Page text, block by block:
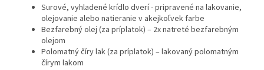
Surové, vyhladené krídlo dverí - pripravené na lakovanie,
olejovanie alebo natieranie v akejkoľvek farbe
Bezfarebný olej (za príplatok) – 2x natreté bezfarebným
olejom
Polomatný číry lak (za príplatok) – lakovaný polomatným
čírym lakom